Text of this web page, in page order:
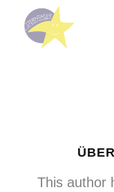
ÜBER
This author